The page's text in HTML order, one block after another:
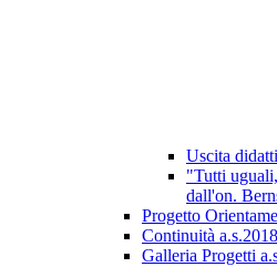
Uscita
"Tutti
dall'on.
Progetto
Continuità
Galleria Progetti